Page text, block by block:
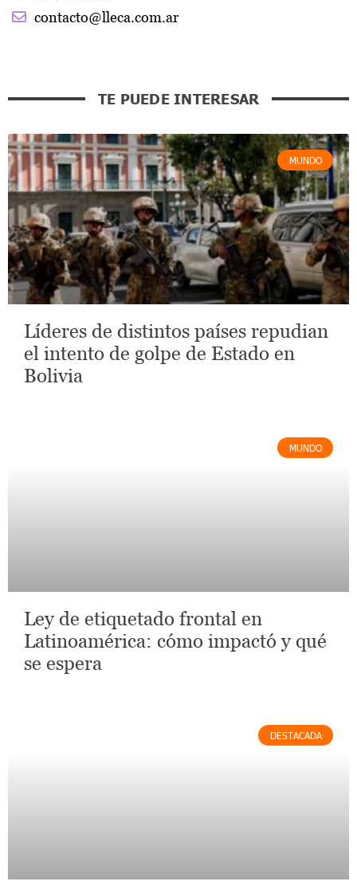
contacto@lleca.com.ar
TE PUEDE INTERESAR
MUNDO
Líderes de distintos países repudian
el intento de golpe de Estado en
Bolivia
MUNDO
Ley de etiquetado frontal en
Latinoamérica: cómo impactó y qué
se espera
DESTACADA